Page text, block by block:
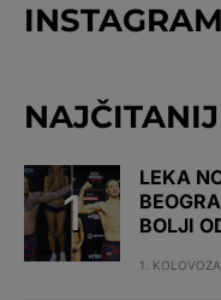
INSTAGRAM
LEKA
BOLJI
1.